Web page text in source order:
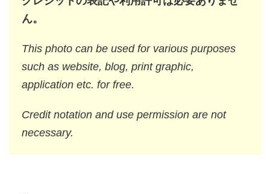
ん。
This photo can be used for various purposes
such as website, blog, print graphic,
application etc. for free.
Credit notation and use permission are not
necessary.